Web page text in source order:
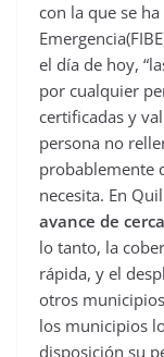
con la que se
el día de hoy,
por cualquier
certificadas y
persona no
probablemente
necesita. En
avance de
lo tanto, la
rápida, y el
otros
los municipios
disposición su